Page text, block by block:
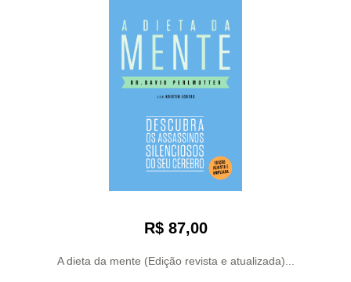
R$ 87,00
A dieta da mente (Edição revista e atualizada)...